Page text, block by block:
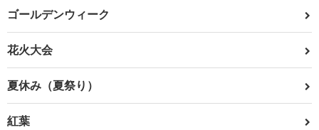
ゴールデンウィーク
花火大会
夏休み（夏祭り）
紅葉